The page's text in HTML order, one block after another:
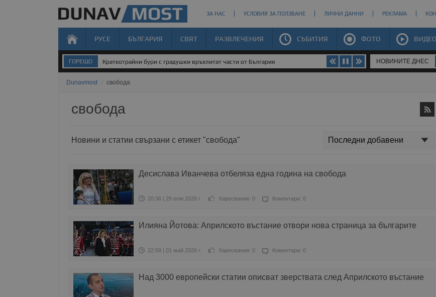
ЗА НАС УСЛОВИЯ ЗА ПОЛЗВАНЕ ЛИЧНИ ДАННИ РЕКЛАМА
РУСЕ БЪЛГАРИЯ СВЯТ РАЗВЛЕЧЕНИЯ СЪБИТИЯ ФОТО ВИДЕО
ГОРЕЩО Краткотрайни бури с градушки връхлитат части от България НОВИНИТЕ ДНЕС
Dunavmost свобода
свобода
Новини и статии свързани с етикет "свобода"
Десислава Иванчева отбеляза една година на свобода
20:36 | 29 юли 2026 г. Харесвания: 0 Коментари: 0
Илияна Йотова: Априлското въстание отвори нова страница за българите
22:58 | 01 май 2026 г. Харесвания: 0 Коментари: 0
Над 3000 европейски статии описват зверствата след Априлското въстание